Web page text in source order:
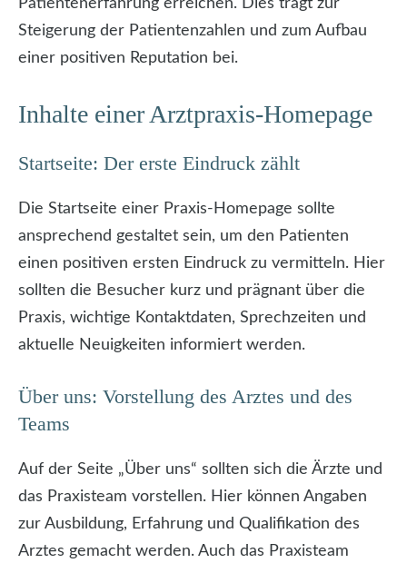
Patientenerfahrung erreichen. Dies trägt zur
Steigerung der Patientenzahlen und zum Aufbau
einer positiven Reputation bei.
Inhalte einer Arztpraxis-Homepage
Startseite: Der erste Eindruck zählt
Die Startseite einer Praxis-Homepage sollte
ansprechend gestaltet sein, um den Patienten
einen positiven ersten Eindruck zu vermitteln. Hier
sollten die Besucher kurz und prägnant über die
Praxis, wichtige Kontaktdaten, Sprechzeiten und
aktuelle Neuigkeiten informiert werden.
Über uns: Vorstellung des Arztes und des
Teams
Auf der Seite „Über uns“ sollten sich die Ärzte und
das Praxisteam vorstellen. Hier können Angaben
zur Ausbildung, Erfahrung und Qualifikation des
Arztes gemacht werden. Auch das Praxisteam